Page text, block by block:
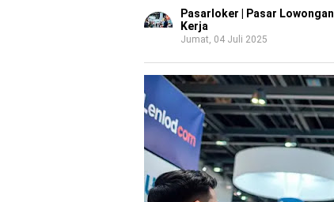
Pasarloker | Pasar Lowongan
Kerja
Jumat, 04 Juli 2025